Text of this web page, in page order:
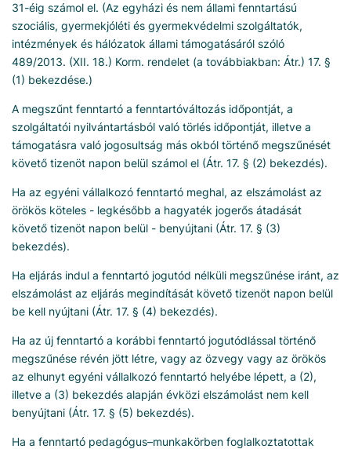
31-éig számol el. (Az egyházi és nem állami fenntartású
szociális, gyermekjóléti és gyermekvédelmi szolgáltatók,
intézmények és hálózatok állami támogatásáról szóló
489/2013. (XII. 18.) Korm. rendelet (a továbbiakban: Átr.) 17. §
(1) bekezdése.)
A megszűnt fenntartó a fenntartóváltozás időpontját, a
szolgáltatói nyilvántartásból való törlés időpontját, illetve a
támogatásra való jogosultság más okból történő megszűnését
követő tizenöt napon belül számol el (Átr. 17. § (2) bekezdés).
Ha az egyéni vállalkozó fenntartó meghal, az elszámolást az
örökös köteles - legkésőbb a hagyaték jogerős átadását
követő tizenöt napon belül - benyújtani (Átr. 17. § (3)
bekezdés).
Ha eljárás indul a fenntartó jogutód nélküli megszűnése iránt, az
elszámolást az eljárás megindítását követő tizenöt napon belül
be kell nyújtani (Átr. 17. § (4) bekezdés).
Ha az új fenntartó a korábbi fenntartó jogutódlással történő
megszűnése révén jött létre, vagy az özvegy vagy az örökös
az elhunyt egyéni vállalkozó fenntartó helyébe lépett, a (2),
illetve a (3) bekezdés alapján évközi elszámolást nem kell
benyújtani (Átr. 17. § (5) bekezdés).
Ha a fenntartó pedagógus–munkakörben foglalkoztatottak